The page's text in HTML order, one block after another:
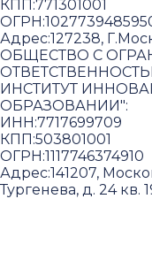
КПП:771301001
ОГРН:
Адрес:127238,
ОБЩЕСТВО С
ИНСТИТУТ
ОБРАЗОВАНИИ":
ИНН:7717699709
КПП:503801001
ОГРН:1117746374910
Адрес:141207,
Тургенева, д. 24 кв.